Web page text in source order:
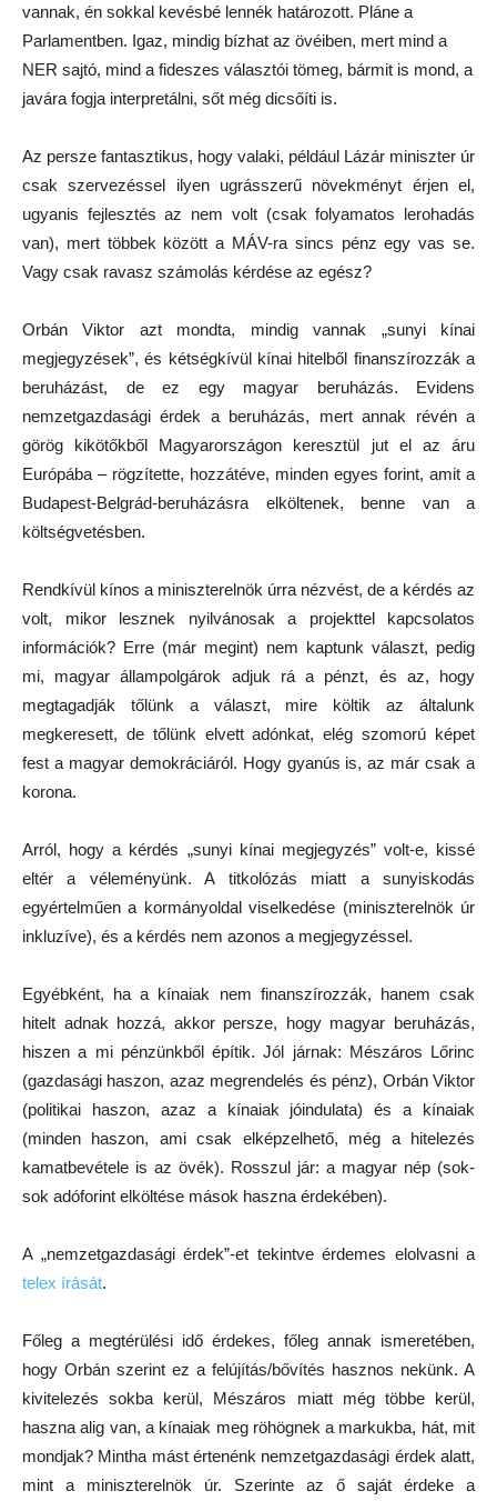
vannak, én sokkal kevésbé lennék határozott. Pláne a
Parlamentben. Igaz, mindig bízhat az övéiben, mert mind a
NER sajtó, mind a fideszes választói tömeg, bármit is mond, a
javára fogja interpretálni, sőt még dicsőíti is.
Az persze fantasztikus, hogy valaki, például Lázár miniszter úr
csak szervezéssel ilyen ugrásszerű növekményt érjen el,
ugyanis fejlesztés az nem volt (csak folyamatos lerohadás
van), mert többek között a MÁV-ra sincs pénz egy vas se.
Vagy csak ravasz számolás kérdése az egész?
Orbán Viktor azt mondta, mindig vannak „sunyi kínai
megjegyzések”, és kétségkívül kínai hitelből finanszírozzák a
beruházást, de ez egy magyar beruházás. Evidens
nemzetgazdasági érdek a beruházás, mert annak révén a
görög kikötőkből Magyarországon keresztül jut el az áru
Európába – rögzítette, hozzátéve, minden egyes forint, amit a
Budapest-Belgrád-beruházásra elköltenek, benne van a
költségvetésben.
Rendkívül kínos a miniszterelnök úrra nézvést, de a kérdés az
volt, mikor lesznek nyilvánosak a projekttel kapcsolatos
információk? Erre (már megint) nem kaptunk választ, pedig
mi, magyar állampolgárok adjuk rá a pénzt, és az, hogy
megtagadják tőlünk a választ, mire költik az általunk
megkeresett, de tőlünk elvett adónkat, elég szomorú képet
fest a magyar demokráciáról. Hogy gyanús is, az már csak a
korona.
Arról, hogy a kérdés „sunyi kínai megjegyzés” volt-e, kissé
eltér a véleményünk. A titkolózás miatt a sunyiskodás
egyértelműen a kormányoldal viselkedése (miniszterelnök úr
inkluzíve), és a kérdés nem azonos a megjegyzéssel.
Egyébként, ha a kínaiak nem finanszírozzák, hanem csak
hitelt adnak hozzá, akkor persze, hogy magyar beruházás,
hiszen a mi pénzünkből építik. Jól járnak: Mészáros Lőrinc
(gazdasági haszon, azaz megrendelés és pénz), Orbán Viktor
(politikai haszon, azaz a kínaiak jóindulata) és a kínaiak
(minden haszon, ami csak elképzelhető, még a hitelezés
kamatbevétele is az övék). Rosszul jár: a magyar nép (sok-
sok adóforint elköltése mások haszna érdekében).
A „nemzetgazdasági érdek”-et tekintve érdemes elolvasni a
telex írását.
Főleg a megtérülési idő érdekes, főleg annak ismeretében,
hogy Orbán szerint ez a felújítás/bővítés hasznos nekünk. A
kivitelezés sokba kerül, Mészáros miatt még többe kerül,
haszna alig van, a kínaiak meg röhögnek a markukba, hát, mit
mondjak? Mintha mást értenénk nemzetgazdasági érdek alatt,
mint a miniszterelnök úr. Szerinte az ő saját érdeke a